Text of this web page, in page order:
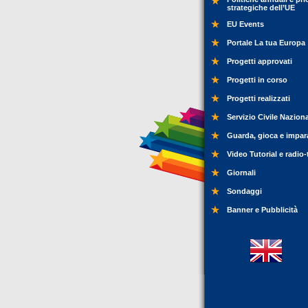
strategiche dell’UE
EU Events
Portale La tua Europa
Progetti approvati
Progetti in corso
Progetti realizzati
Servizio Civile
Guarda, gioca e
Video Tutorial e
Giornali
Sondaggi
Banner e Pubblicità